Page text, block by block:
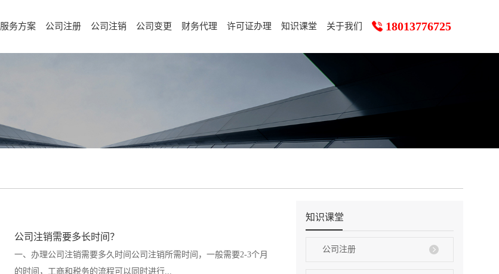
18013776725
服务方案 公司注册 公司注销 公司变更 财务代理 许可证办理 知识课堂 关于我们
知识课堂
公司注册
公司注销需要多长时间？
一、办理公司注销需要多久时间公司注销所需时间，一般需要2-3个月
的时间，工商和税务的流程可以同时进行...